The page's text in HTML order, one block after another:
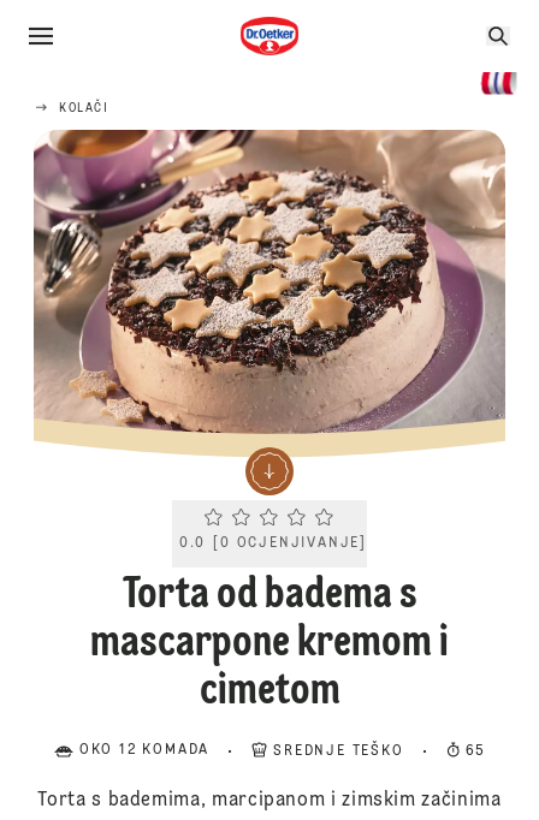
KOLAČI
Current rating 0.0. Click to rate.
0.0 [0 OCJENJIVANJE
Torta od badema s
mascarpone kremom i
cimetom
OKO 12 KOMADA SREDNJE TEŠKO 65
Torta s bademima, marcipanom i zimskim začinima